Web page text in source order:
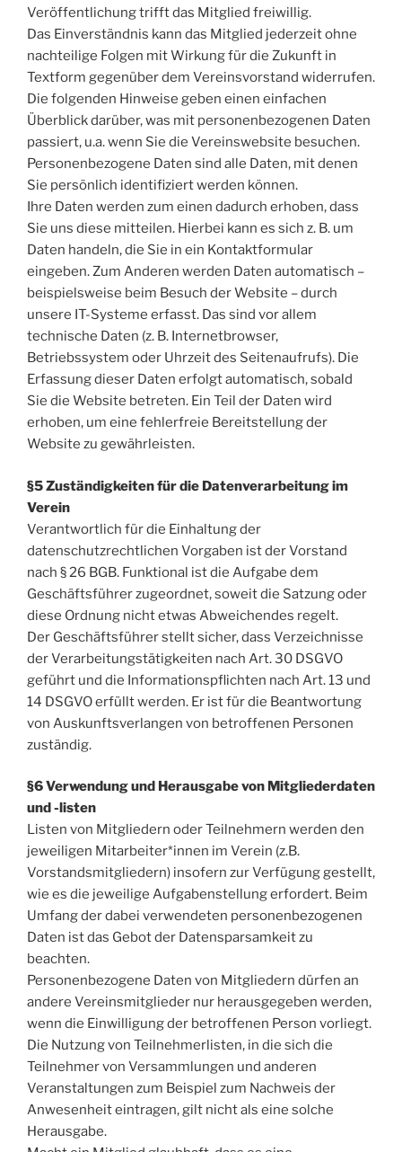
Veröffentlichung trifft das Mitglied freiwillig.
Das Einverständnis kann das Mitglied jederzeit ohne
nachteilige Folgen mit Wirkung für die Zukunft in
Textform gegenüber dem Vereinsvorstand widerrufen.
Die folgenden Hinweise geben einen einfachen
Überblick darüber, was mit personenbezogenen Daten
passiert, u.a. wenn Sie die Vereinswebsite besuchen.
Personenbezogene Daten sind alle Daten, mit denen
Sie persönlich identifiziert werden können.
Ihre Daten werden zum einen dadurch erhoben, dass
Sie uns diese mitteilen. Hierbei kann es sich z. B. um
Daten handeln, die Sie in ein Kontaktformular
eingeben. Zum Anderen werden Daten automatisch –
beispielsweise beim Besuch der Website – durch
unsere IT-Systeme erfasst. Das sind vor allem
technische Daten (z. B. Internetbrowser,
Betriebssystem oder Uhrzeit des Seitenaufrufs). Die
Erfassung dieser Daten erfolgt automatisch, sobald
Sie die Website betreten. Ein Teil der Daten wird
erhoben, um eine fehlerfreie Bereitstellung der
Website zu gewährleisten.
§5 Zuständigkeiten für die Datenverarbeitung im
Verein
Verantwortlich für die Einhaltung der
datenschutzrechtlichen Vorgaben ist der Vorstand
nach § 26 BGB. Funktional ist die Aufgabe dem
Geschäftsführer zugeordnet, soweit die Satzung oder
diese Ordnung nicht etwas Abweichendes regelt.
Der Geschäftsführer stellt sicher, dass Verzeichnisse
der Verarbeitungstätigkeiten nach Art. 30 DSGVO
geführt und die Informationspflichten nach Art. 13 und
14 DSGVO erfüllt werden. Er ist für die Beantwortung
von Auskunftsverlangen von betroffenen Personen
zuständig.
§6 Verwendung und Herausgabe von Mitgliederdaten
und -listen
Listen von Mitgliedern oder Teilnehmern werden den
jeweiligen Mitarbeiter*innen im Verein (z.B.
Vorstandsmitgliedern) insofern zur Verfügung gestellt,
wie es die jeweilige Aufgabenstellung erfordert. Beim
Umfang der dabei verwendeten personenbezogenen
Daten ist das Gebot der Datensparsamkeit zu
beachten.
Personenbezogene Daten von Mitgliedern dürfen an
andere Vereinsmitglieder nur herausgegeben werden,
wenn die Einwilligung der betroffenen Person vorliegt.
Die Nutzung von Teilnehmerlisten, in die sich die
Teilnehmer von Versammlungen und anderen
Veranstaltungen zum Beispiel zum Nachweis der
Anwesenheit eintragen, gilt nicht als eine solche
Herausgabe.